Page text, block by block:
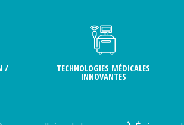
/ TECHNOLOGIES MÉDICALES
INNOVANTES